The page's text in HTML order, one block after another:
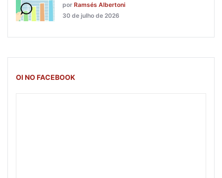
por Ramsés Albertoni
30 de julho de 2026
OI NO FACEBOOK